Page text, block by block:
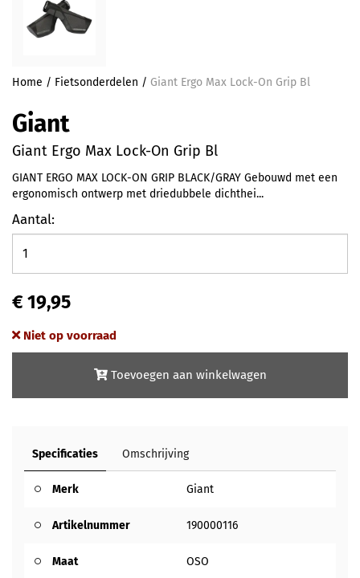
Home / Fietsonderdelen / Giant Ergo Max Lock-On Grip Bl
Giant
Giant Ergo Max Lock-On Grip Bl
GIANT ERGO MAX LOCK-ON GRIP BLACK/GRAY Gebouwd met een
ergonomisch ontwerp met driedubbele dichthei...
Aantal:
€ 19,95
Niet op voorraad
Toevoegen aan winkelwagen
Specificaties Omschrijving
Merk Giant
Artikelnummer 190000116
Maat OSO